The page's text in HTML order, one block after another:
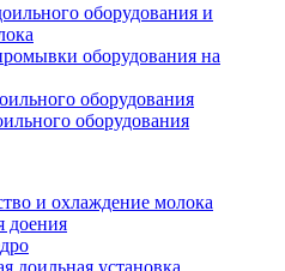
оборудования и
оборудования на
оборудования
оборудования
и охлаждение молока
доения
доильная установка